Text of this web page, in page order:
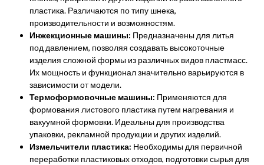
пластика. Различаются по типу шнека,
производительности и возможностям.
Инжекционные машины: Предназначены для литья
под давлением, позволяя создавать высокоточные
изделия сложной формы из различных видов пластмасс.
Их мощность и функционал значительно варьируются в
зависимости от модели.
Термоформовочные машины: Применяются для
формования листового пластика путем нагревания и
вакуумной формовки. Идеальны для производства
упаковки, рекламной продукции и других изделий.
Измельчители пластика: Необходимы для первичной
переработки пластиковых отходов, подготовки сырья для